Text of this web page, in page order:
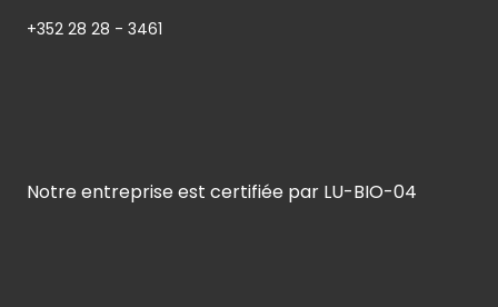
+352 28 28 - 3461
Notre entreprise est certifiée par LU-BIO-04